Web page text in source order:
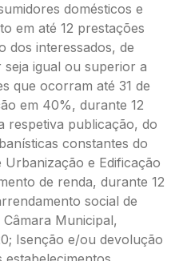
domésticos e
em até 12 prestações
dos interessados, de
igual ou superior a
que ocorram até 31 de
em 40%, durante 12
respetiva publicação, do
constantes do
e Edificação
de renda, durante 12
social de
Municipal,
Isenção e/ou devolução